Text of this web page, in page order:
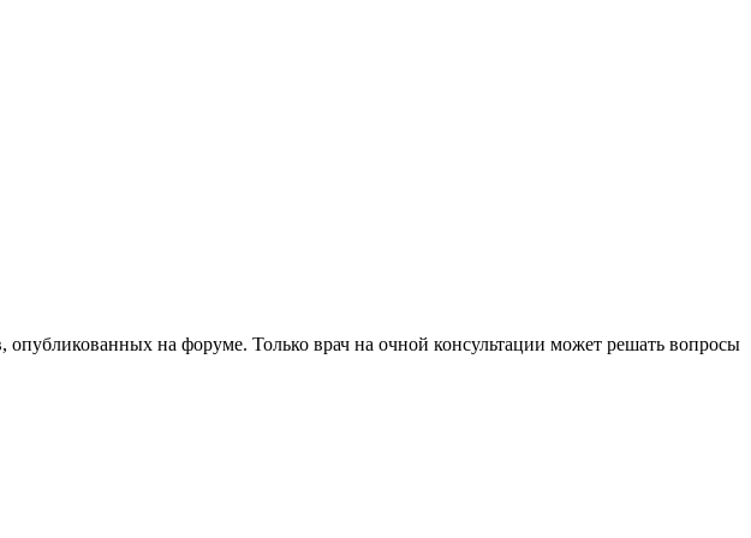
на форуме. Только врач на очной консультации может решать вопросы